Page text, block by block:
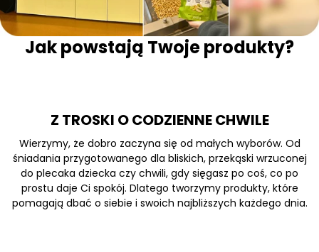
Jak powstają Twoje produkty?
Z TROSKI O CODZIENNE CHWILE
Wierzymy, że dobro zaczyna się od małych wyborów. Od
śniadania przygotowanego dla bliskich, przekąski wrzuconej
do plecaka dziecka czy chwili, gdy sięgasz po coś, co po
prostu daje Ci spokój. Dlatego tworzymy produkty, które
pomagają dbać o siebie i swoich najbliższych każdego dnia.